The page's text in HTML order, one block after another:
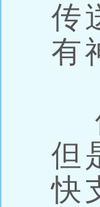
传
有
但
快